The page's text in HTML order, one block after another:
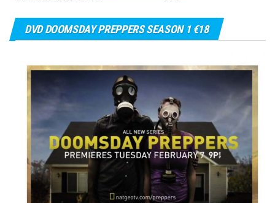
DVD DOOMSDAY PREPPERS SEASON 1 €18